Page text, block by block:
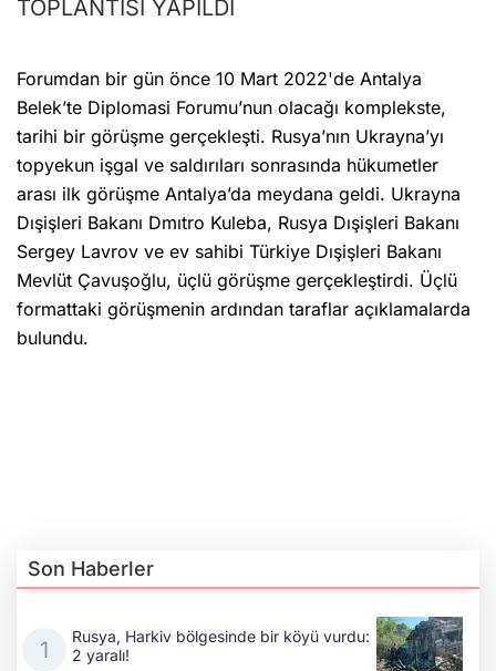
TOPLANTISI YAPILDI
Forumdan bir gün önce 10 Mart 2022'de Antalya
Belek’te Diplomasi Forumu’nun olacağı komplekste,
tarihi bir görüşme gerçekleşti. Rusya’nın Ukrayna’yı
topyekun işgal ve saldırıları sonrasında hükumetler
arası ilk görüşme Antalya’da meydana geldi. Ukrayna
Dışişleri Bakanı Dmıtro Kuleba, Rusya Dışişleri Bakanı
Sergey Lavrov ve ev sahibi Türkiye Dışişleri Bakanı
Mevlüt Çavuşoğlu, üçlü görüşme gerçekleştirdi. Üçlü
formattaki görüşmenin ardından taraflar açıklamalarda
bulundu.
Son Haberler
Rusya, Harkiv bölgesinde bir köyü vurdu:
2 yaralı!